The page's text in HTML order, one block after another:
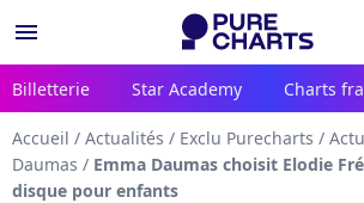
menu
Billetterie Star Academy Charts
Accueil / Actualités / Exclu Purecharts /
Daumas / Emma Daumas choisit Elodie
disque pour enfants